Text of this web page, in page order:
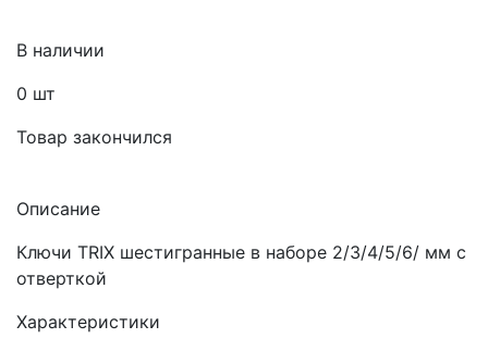
В наличии
0 шт
Товар закончился
Описание
Ключи TRIX шестигранные в наборе 2/3/4/5/6/ мм с
отверткой
Характеристики